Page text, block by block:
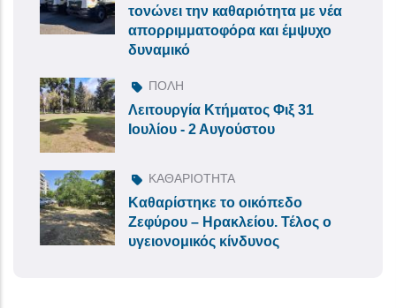
τονώνει την καθαριότητα με νέα
απορριμματοφόρα και έμψυχο
δυναμικό
ΠΟΛΗ
Λειτουργία Κτήματος Φιξ 31
Ιουλίου - 2 Αυγούστου
ΚΑΘΑΡΙΟΤΗΤΑ
Καθαρίστηκε το οικόπεδο
Ζεφύρου – Ηρακλείου. Τέλος ο
υγειονομικός κίνδυνος